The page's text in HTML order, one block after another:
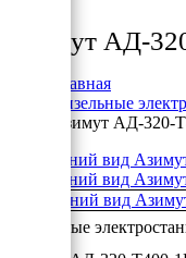
Азимут АД-
Главная
Дизельные
Азимут АД-320-
Дизельные